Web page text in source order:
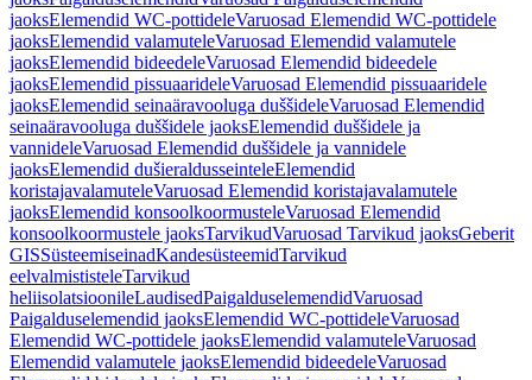
jaoksElemendid WC-pottideleVaruosad Elemendid WC-pottidele
jaoksElemendid valamuteleVaruosad Elemendid valamutele
jaoksElemendid bideedeleVaruosad Elemendid bideedele
jaoksElemendid pissuaarideleVaruosad Elemendid pissuaaridele
jaoksElemendid seinaäravooluga duššideleVaruosad Elemendid
seinaäravooluga duššidele jaoksElemendid duššidele ja
vannideleVaruosad Elemendid duššidele ja vannidele
jaoksElemendid dušieraldusseinteleElemendid
koristajavalamuteleVaruosad Elemendid koristajavalamutele
jaoksElemendid konsoolkoormusteleVaruosad Elemendid
konsoolkoormustele jaoksTarvikudVaruosad Tarvikud jaoksGeberit
GISSüsteemiseinadKandesüsteemidTarvikud
eelvalmististeleTarvikud
heliisolatsioonileLaudisedPaigalduselemendidVaruosad
Paigalduselemendid jaoksElemendid WC-pottideleVaruosad
Elemendid WC-pottidele jaoksElemendid valamuteleVaruosad
Elemendid valamutele jaoksElemendid bideedeleVaruosad